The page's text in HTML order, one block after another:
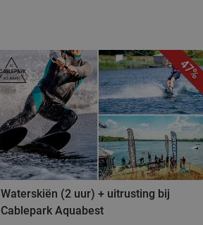
47%
Waterskiën (2 uur) + uitrusting bij
Cablepark Aquabest